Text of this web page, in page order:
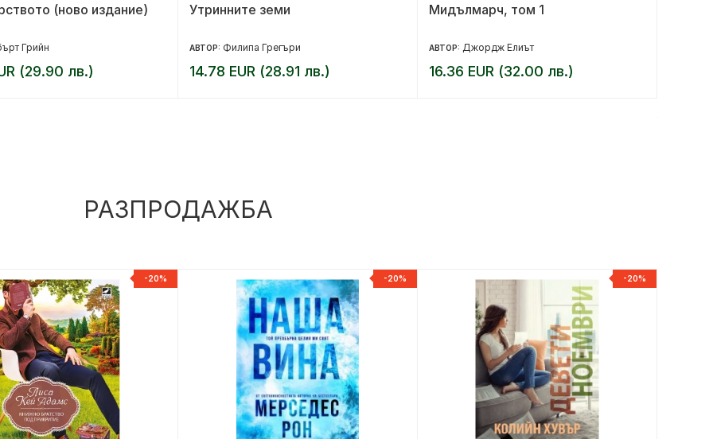
(ново издание)
Грийн
(29.90 лв.)
Утринните земи
АВТОР: Филипа Грегъри
14.78 EUR (28.91 лв.)
Мидълмарч, том 1
АВТОР: Джордж Елиът
16.36 EUR (32.00 лв.)
РАЗПРОДАЖБА
-20% -20% -20%